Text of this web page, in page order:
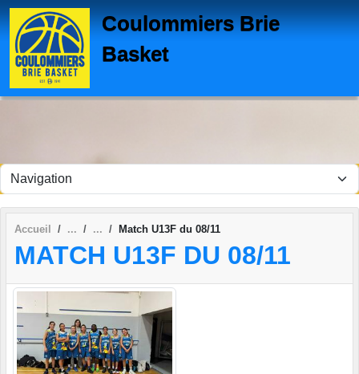
Coulommiers Brie
Basket
Accueil Match U13F du 08/11
MATCH U13F DU 08/11
Panneau de gestion des cookies